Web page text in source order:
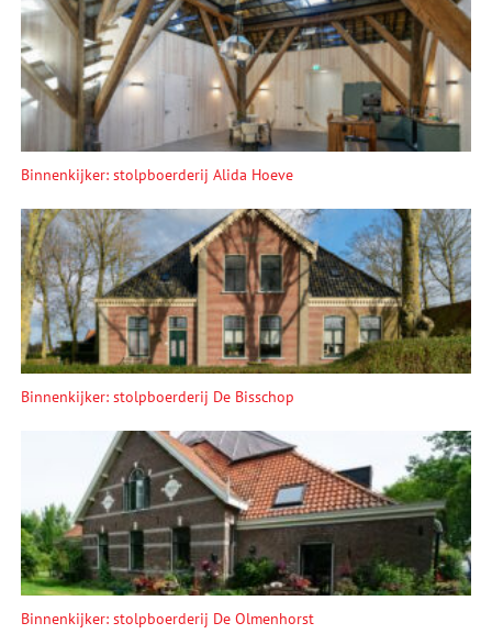
Binnenkijker: stolpboerderij Alida Hoeve
Binnenkijker: stolpboerderij De Bisschop
Binnenkijker: stolpboerderij De Olmenhorst